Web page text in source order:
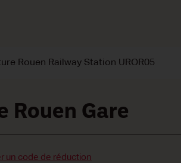
Rouen Railway Station UROR05
Rouen Gare
un code de réduction